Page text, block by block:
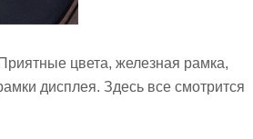
цвета, железная рамка,
дисплея. Здесь все смотрится